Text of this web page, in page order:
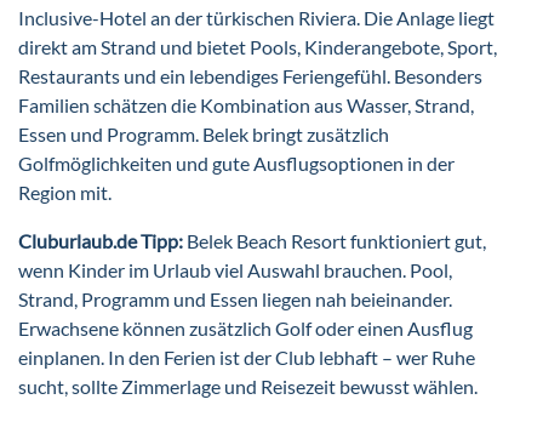
Inclusive-Hotel an der türkischen Riviera. Die Anlage liegt
direkt am Strand und bietet Pools, Kinderangebote, Sport,
Restaurants und ein lebendiges Feriengefühl. Besonders
Familien schätzen die Kombination aus Wasser, Strand,
Essen und Programm. Belek bringt zusätzlich
Golfmöglichkeiten und gute Ausflugsoptionen in der
Region mit.
Cluburlaub.de Tipp: Belek Beach Resort funktioniert gut,
wenn Kinder im Urlaub viel Auswahl brauchen. Pool,
Strand, Programm und Essen liegen nah beieinander.
Erwachsene können zusätzlich Golf oder einen Ausflug
einplanen. In den Ferien ist der Club lebhaft – wer Ruhe
sucht, sollte Zimmerlage und Reisezeit bewusst wählen.